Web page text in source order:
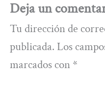
Deja un
Tu dirección de
publicada. Los
marcados con *